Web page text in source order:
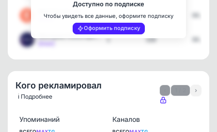
[max]
1 229
Минпром Нижегородской об…
1 326
Доступно по подписке
Чтобы увидеть все данные, оформите подписку
Оформить подписку
Кого рекламировал
ℹ️ Подробнее
›
Упоминаний Каналов